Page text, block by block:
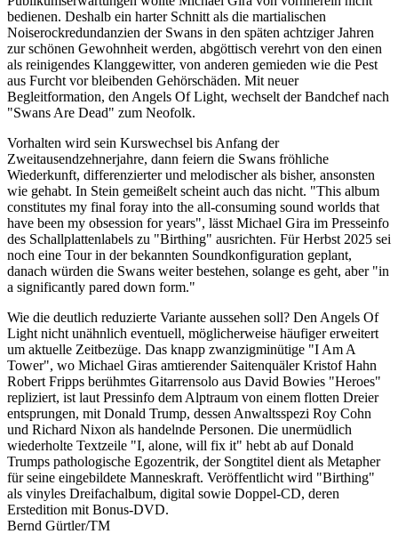
bedienen. Deshalb ein harter Schnitt als die martialischen
Noiserockredundanzien der Swans in den späten achtziger Jahren
zur schönen Gewohnheit werden, abgöttisch verehrt von den einen
als reinigendes Klanggewitter, von anderen gemieden wie die Pest
aus Furcht vor bleibenden Gehörschäden. Mit neuer
Begleitformation, den Angels Of Light, wechselt der Bandchef nach
"Swans Are Dead" zum Neofolk.
Vorhalten wird sein Kurswechsel bis Anfang der
Zweitausendzehnerjahre, dann feiern die Swans fröhliche
Wiederkunft, differenzierter und melodischer als bisher, ansonsten
wie gehabt. In Stein gemeißelt scheint auch das nicht. "This album
constitutes my final foray into the all-consuming sound worlds that
have been my obsession for years", lässt Michael Gira im Presseinfo
des Schallplattenlabels zu "Birthing" ausrichten. Für Herbst 2025 sei
noch eine Tour in der bekannten Soundkonfiguration geplant,
danach würden die Swans weiter bestehen, solange es geht, aber "in
a significantly pared down form."
Wie die deutlich reduzierte Variante aussehen soll? Den Angels Of
Light nicht unähnlich eventuell, möglicherweise häufiger erweitert
um aktuelle Zeitbezüge. Das knapp zwanzigminütige "I Am A
Tower", wo Michael Giras amtierender Saitenquäler Kristof Hahn
Robert Fripps berühmtes Gitarrensolo aus David Bowies "Heroes"
repliziert, ist laut Pressinfo dem Alptraum von einem flotten Dreier
entsprungen, mit Donald Trump, dessen Anwaltsspezi Roy Cohn
und Richard Nixon als handelnde Personen. Die unermüdlich
wiederholte Textzeile "I, alone, will fix it" hebt ab auf Donald
Trumps pathologische Egozentrik, der Songtitel dient als Metapher
für seine eingebildete Manneskraft. Veröffentlicht wird "Birthing"
als vinyles Dreifachalbum, digital sowie Doppel-CD, deren
Erstedition mit Bonus-DVD.
Bernd Gürtler/TM